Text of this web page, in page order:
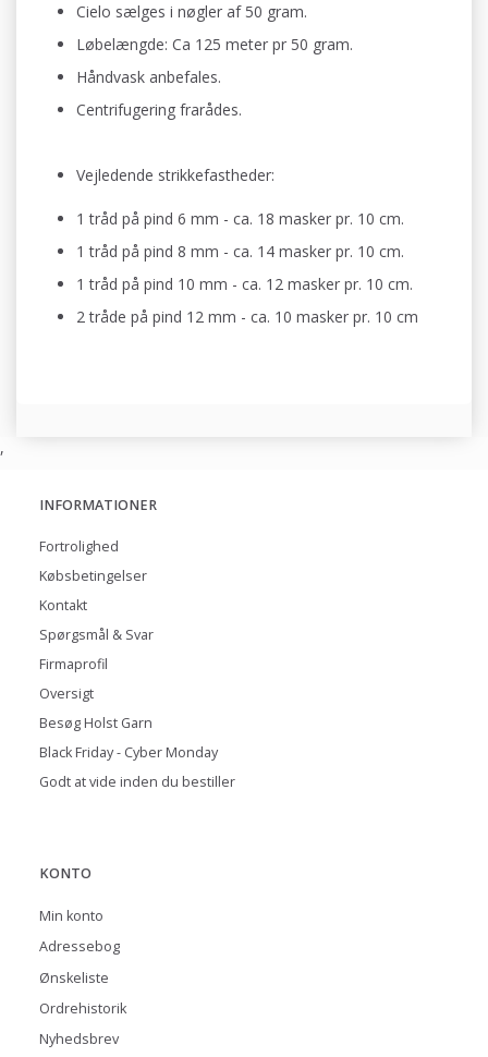
Cielo sælges i nøgler af 50 gram.
Løbelængde: Ca 125 meter pr 50 gram.
Håndvask anbefales.
Centrifugering frarådes.
Vejledende strikkefastheder:
1 tråd på pind 6 mm - ca. 18 masker pr. 10 cm.
1 tråd på pind 8 mm - ca. 14 masker pr. 10 cm.
1 tråd på pind 10 mm - ca. 12 masker pr. 10 cm.
2 tråde på pind 12 mm - ca. 10 masker pr. 10 cm
,
INFORMATIONER
Fortrolighed
Købsbetingelser
Kontakt
Spørgsmål & Svar
Firmaprofil
Oversigt
Besøg Holst Garn
Black Friday - Cyber Monday
Godt at vide inden du bestiller
KONTO
Min konto
Adressebog
Ønskeliste
Ordrehistorik
Nyhedsbrev